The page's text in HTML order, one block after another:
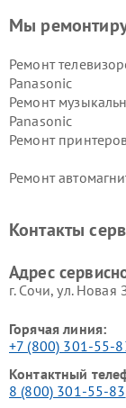
Мы
Ремонт
Panasonic
Ремонт
Panasonic
Ремонт
Ремонт
Контакты
Адрес
г. Сочи, ул.
Горячая линия:
+7 (800) 301-55-
Контактный
8 (800) 301-55-83